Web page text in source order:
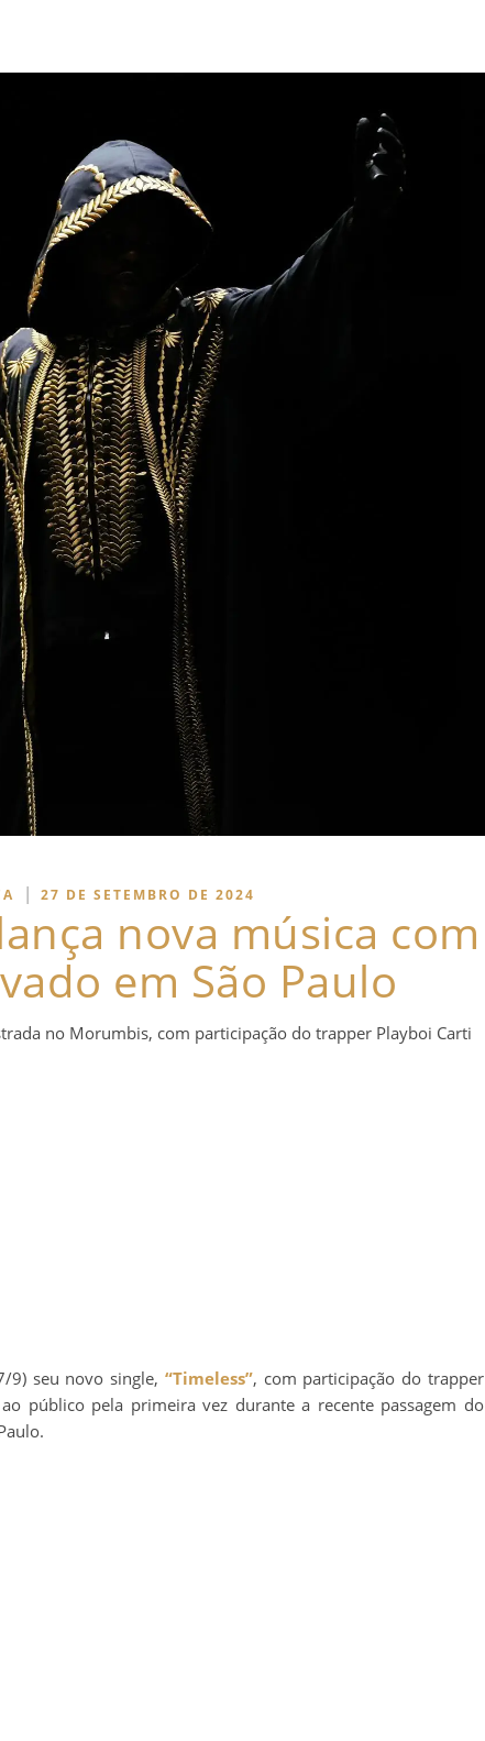
| 27 DE SETEMBRO DE 2024
nova música com
em São Paulo
no Morumbis, com participação do trapper Playboi Carti
9) seu novo single, “Timeless”, com participação do trapper
público pela primeira vez durante a recente passagem do